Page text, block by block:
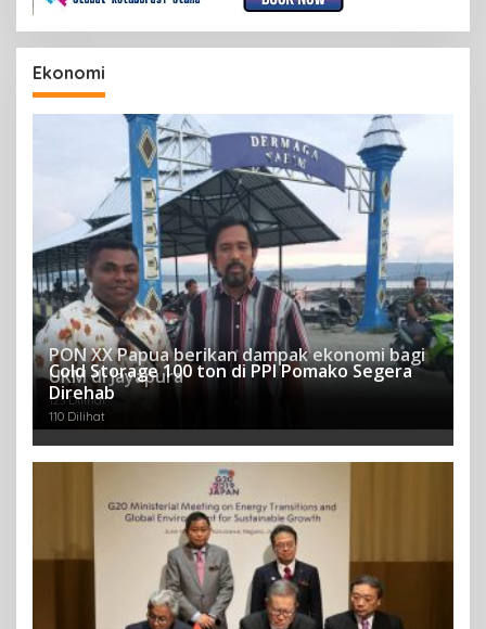
Ekonomi
PON XX Papua berikan dampak ekonomi bagi
UKM di Jayapura
123 Dilihat
Cold Storage 100 ton di PPI Pomako Segera
Direhab
110 Dilihat